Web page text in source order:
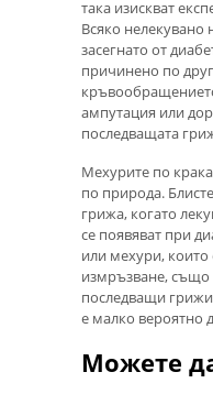
така изискват
Всяко нелекувано
засегнато от
причинено по
ампутация или
последващата
Мехурите по
по природа.
грижа, когато
се появяват при
или мехури, които
измръзване, също
последващи грижи
е малко вероятно
Можете